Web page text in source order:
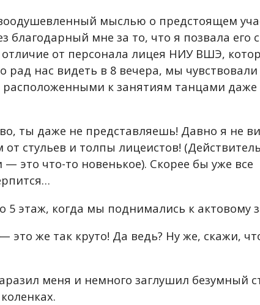
мыслью о предстоящем
благодарный мне за то, что я позвала его
от персонала лицея НИУ ВШЭ,
рад нас видеть в 8 вечера, мы чувствовали
к занятиям танцами даже
ты даже не представляешь! Давно я не
стульев и толпы лицеистов!
это что-то новенькое). Скорее бы уже все
5 этаж, когда мы поднимались к актовому
это же так круто! Да ведь? Ну же, скажи,
меня и немного заглушил безумный